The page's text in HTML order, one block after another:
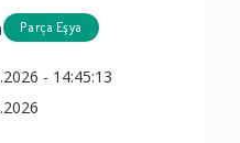
Parça Eşya
- 14:45:13